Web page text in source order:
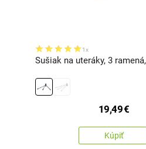
1x
Sušiak na uteráky, 3
19,49€
Kúpiť